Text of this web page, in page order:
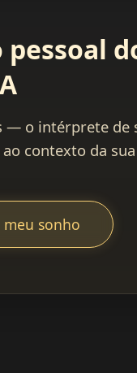
— o intérprete de
contexto da
sonho